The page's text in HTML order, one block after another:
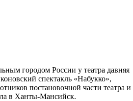
городом России у театра давняя
спектакль «Набукко»,
постановочной части театра и
в Ханты-Мансийск.